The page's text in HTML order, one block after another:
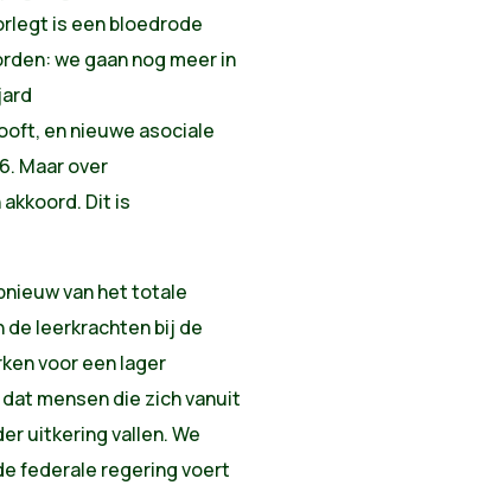
is een bloedrode
we gaan nog meer in
en nieuwe asociale
Maar over
Dit is
van het totale
de leerkrachten bij de
voor een lager
mensen die zich vanuit
uitkering vallen. We
federale regering voert